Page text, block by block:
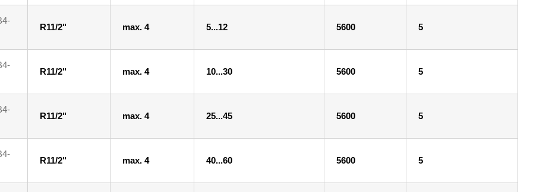
R11/2" max. 4 5...12 5600 5
R11/2" max. 4 10...30 5600 5
R11/2" max. 4 25...45 5600 5
R11/2" max. 4 40...60 5600 5